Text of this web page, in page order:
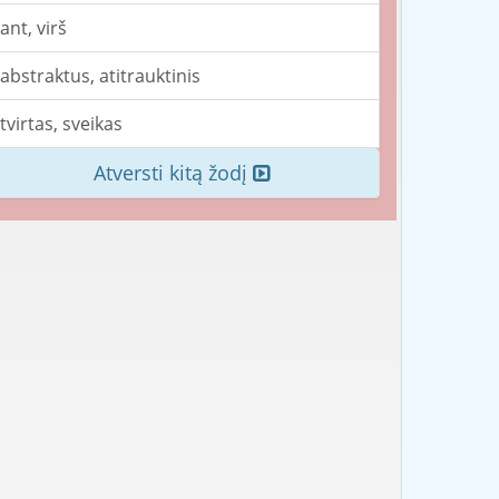
ant, virš
abstraktus, atitrauktinis
tvirtas, sveikas
Atversti kitą žodį